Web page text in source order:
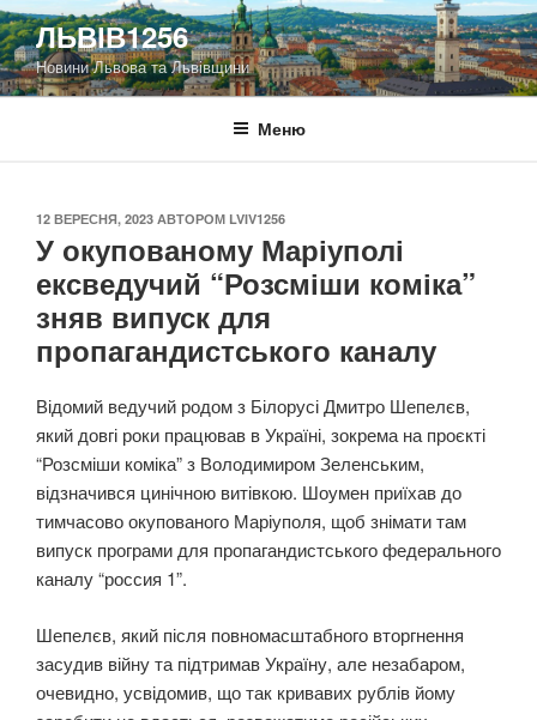
Перейти
до
вмісту
ЛЬВІВ1256
Новини Львова та Львівщини
Меню
ОПУБЛІКОВАНО
12 ВЕРЕСНЯ, 2023 АВТОРОМ LVIV1256
У окупованому Маріуполі
ексведучий “Розсміши коміка”
зняв випуск для
пропагандистського каналу
Відомий ведучий родом з Білорусі Дмитро Шепелєв,
який довгі роки працював в Україні, зокрема на проєкті
“Розсміши коміка” з Володимиром Зеленським,
відзначився цинічною витівкою. Шоумен приїхав до
тимчасово окупованого Маріуполя, щоб знімати там
випуск програми для пропагандистського федерального
каналу “россия 1”.
Шепелєв, який після повномасштабного вторгнення
засудив війну та підтримав Україну, але незабаром,
очевидно, усвідомив, що так кривавих рублів йому